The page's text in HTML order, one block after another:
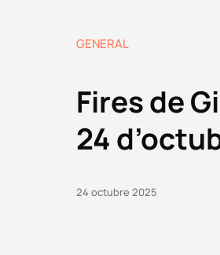
GENERAL
Fires de
24
24 octubre 2025